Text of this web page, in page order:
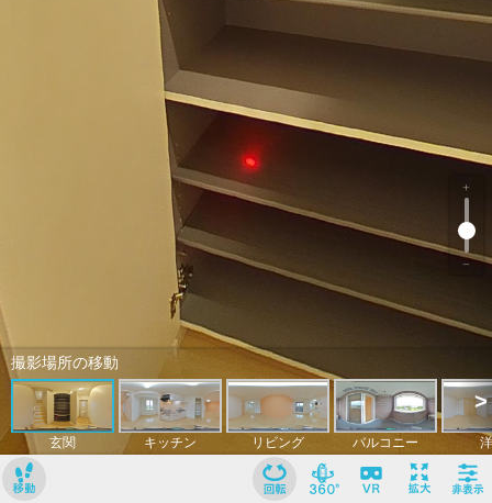
撮影場所の移動
玄関 キッチン リビング バルコニー
>
﹢
﹣